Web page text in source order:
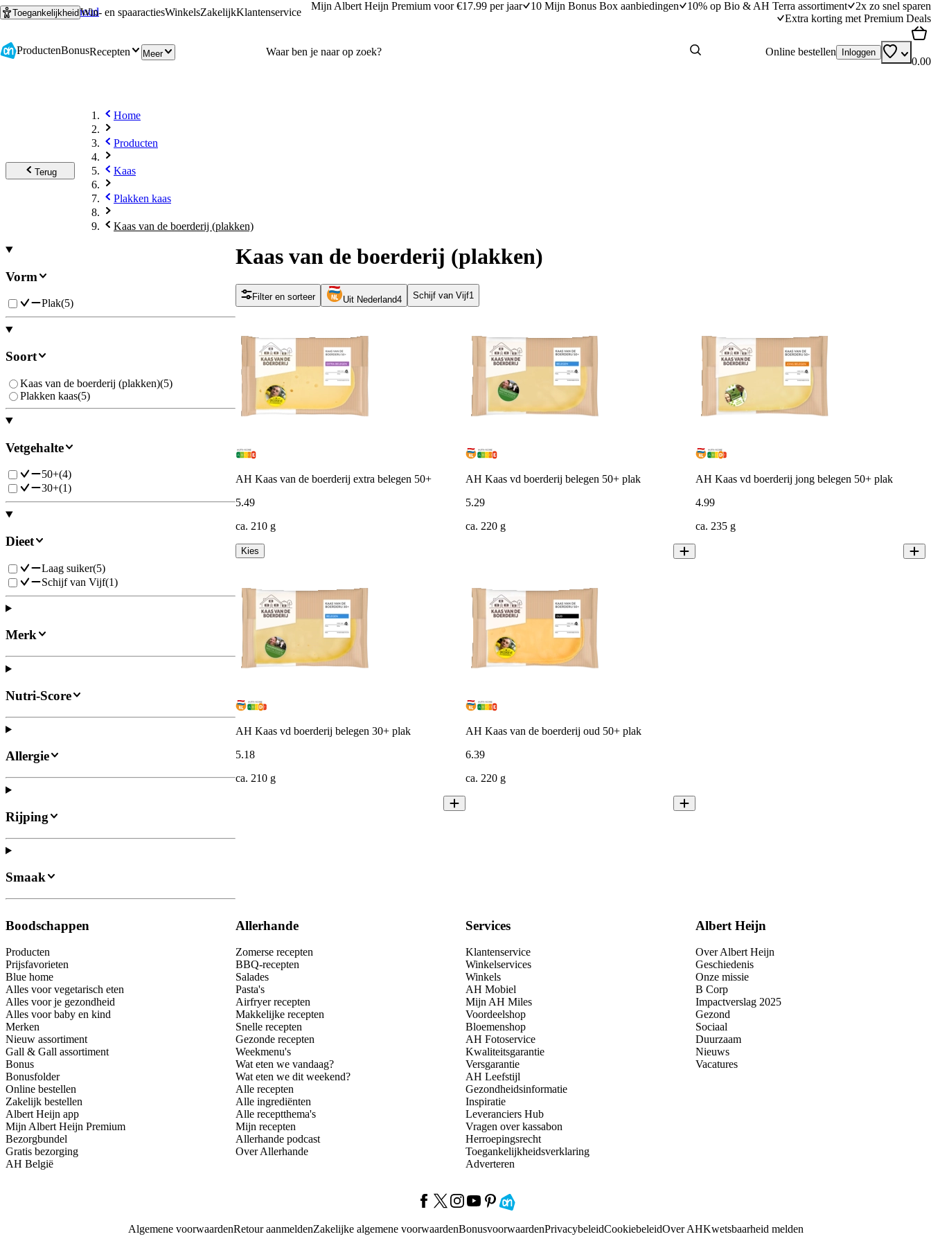
Ga naar hoofdinhoud
Ga naar zoeken
ToegankelijkheidWin- en spaaractiesWinkelsZakelijkKlantenservice
Mijn Albert Heijn Premium voor €17.99 per jaar 10 Mijn Bonus Box aanbiedingen 10% op Bio & AH Terra assortiment
2x zo snel sparen
Extra korting met Premium Deals
ProductenBonusRecepten Meer Online bestellen Inloggen
0.00
Terug
Home
Producten
Kaas
Plakken kaas
Kaas van de boerderij (plakken)
Vorm
Plak(5)
Soort
Kaas van de boerderij (plakken)(5)
Plakken kaas(5)
Vetgehalte
50+(4)
30+(1)
Dieet
Laag suiker(5)
Schijf van Vijf(1)
Merk
Nutri-Score
Allergie
Rijping
Smaak
Kaas van de boerderij (plakken)
Filter en sorteer Uit Nederland4 Schijf van Vijf1
AH Kaas van de boerderij extra belegen 50+
5.49
ca. 210 g
Kies
AH Kaas vd boerderij belegen 50+ plak
5.29
ca. 220 g
AH Kaas vd boerderij jong belegen 50+ plak
4.99
ca. 235 g
AH Kaas vd boerderij belegen 30+ plak
5.18
ca. 210 g
AH Kaas van de boerderij oud 50+ plak
6.39
ca. 220 g
Boodschappen
Producten
Prijsfavorieten
Blue home
Alles voor vegetarisch eten
Alles voor je gezondheid
Alles voor baby en kind
Merken
Nieuw assortiment
Gall & Gall assortiment
Bonus
Bonusfolder
Online bestellen
Zakelijk bestellen
Albert Heijn app
Mijn Albert Heijn Premium
Bezorgbundel
Gratis bezorging
AH België
Allerhande
Zomerse recepten
BBQ-recepten
Salades
Pasta's
Airfryer recepten
Makkelijke recepten
Snelle recepten
Gezonde recepten
Weekmenu's
Wat eten we vandaag?
Wat eten we dit weekend?
Alle recepten
Alle ingrediënten
Alle receptthema's
Mijn recepten
Allerhande podcast
Over Allerhande
Services
Klantenservice
Winkelservices
Winkels
AH Mobiel
Mijn AH Miles
Voordeelshop
Bloemenshop
AH Fotoservice
Kwaliteitsgarantie
Versgarantie
AH Leefstijl
Gezondheidsinformatie
Inspiratie
Leveranciers Hub
Vragen over kassabon
Herroepingsrecht
Toegankelijkheidsverklaring
Adverteren
Albert Heijn
Over Albert Heijn
Geschiedenis
Onze missie
B Corp
Impactverslag 2025
Gezond
Sociaal
Duurzaam
Nieuws
Vacatures
Algemene voorwaardenRetour aanmeldenZakelijke algemene voorwaardenBonusvoorwaardenPrivacybeleidCookiebeleidOver AHKwetsbaarheid melden